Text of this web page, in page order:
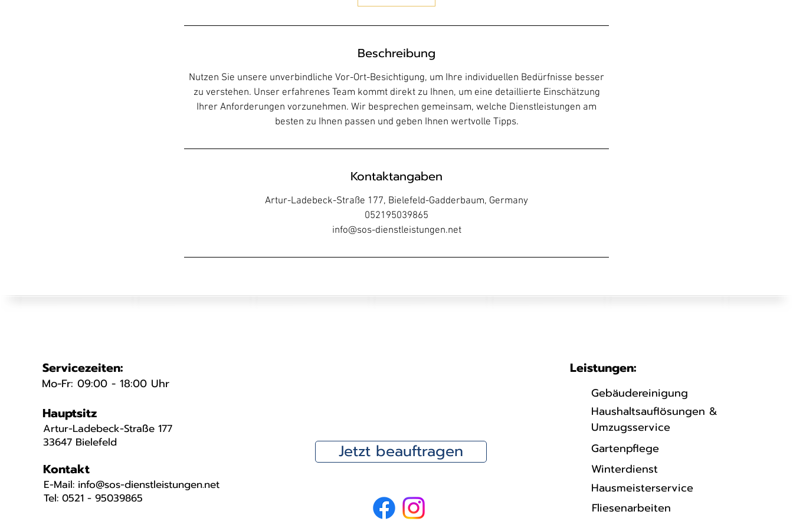
Beschreibung
Nutzen Sie unsere unverbindliche Vor-Ort-Besichtigung, um Ihre individuellen Bedürfnisse besser
zu verstehen. Unser erfahrenes Team kommt direkt zu Ihnen, um eine detaillierte Einschätzung
Ihrer Anforderungen vorzunehmen. Wir besprechen gemeinsam, welche Dienstleistungen am
besten zu Ihnen passen und geben Ihnen wertvolle Tipps.
Kontaktangaben
Artur-Ladebeck-Straße 177, Bielefeld-Gadderbaum, Germany
052195039865
info@sos-dienstleistungen.net
Servicezeiten:
Mo-Fr: 09:00 - 18:00 Uhr
Hauptsitz
Artur-Ladebeck-Straße 177
33647 Bielefeld
Kontakt
​E-Mail: info@sos-dienstleistungen.net
Tel: 0521 - 95039865
Jetzt beauftragen
Leistungen:
Gebäudereinigung
Haushaltsauflösungen &
Umzugsservice
Gartenpflege
Winterdienst
Hausmeisterservice
Fliesenarbeiten